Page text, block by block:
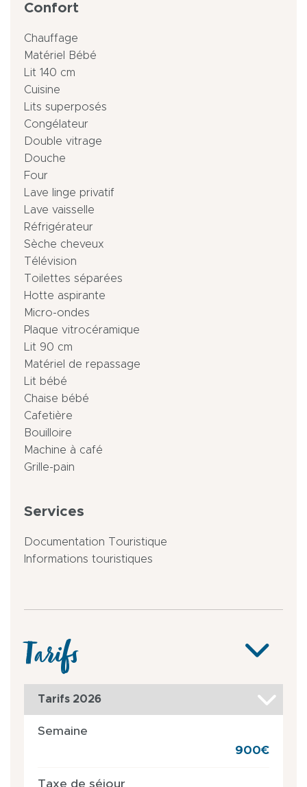
Confort
Chauffage
Matériel Bébé
Lit 140 cm
Cuisine
Lits superposés
Congélateur
Double vitrage
Douche
Four
Lave linge privatif
Lave vaisselle
Réfrigérateur
Sèche cheveux
Télévision
Toilettes séparées
Hotte aspirante
Micro-ondes
Plaque vitrocéramique
Lit 90 cm
Matériel de repassage
Lit bébé
Chaise bébé
Cafetière
Bouilloire
Machine à café
Grille-pain
Services
Documentation Touristique
Informations touristiques
Tarifs
Tarifs 2026
Semaine
900€
Taxe de séjour